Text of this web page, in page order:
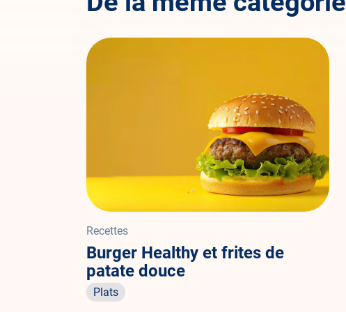
Recettes
Burger Healthy et frites de
patate douce
Plats